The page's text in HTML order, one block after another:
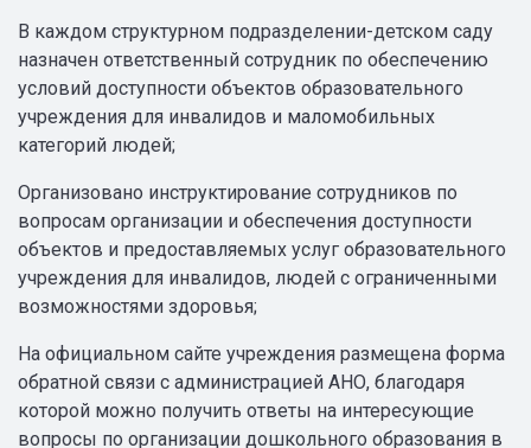
В каждом структурном подразделении-детском саду
назначен ответственный сотрудник по обеспечению
условий доступности объектов образовательного
учреждения для инвалидов и маломобильных
категорий людей;
Организовано инструктирование сотрудников по
вопросам организации и обеспечения доступности
объектов и предоставляемых услуг образовательного
учреждения для инвалидов, людей с ограниченными
возможностями здоровья;
На официальном сайте учреждения размещена форма
обратной связи с администрацией АНО, благодаря
которой можно получить ответы на интересующие
вопросы по организации дошкольного образования в